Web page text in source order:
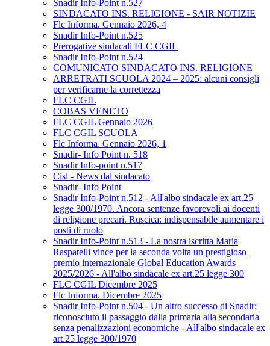
Snadir Info-Point n.527
SINDACATO INS. RELIGIONE - SAIR NOTIZIE
Flc Informa. Gennaio 2026, 4
Snadir Info-Point n.525
Prerogative sindacali FLC CGIL
Snadir Info-Point n.524
COMUNICATO SINDACATO INS. RELIGIONE
ARRETRATI SCUOLA 2024 – 2025: alcuni consigli
per verificarne la correttezza
FLC CGIL
COBAS VENETO
FLC CGIL Gennaio 2026
FLC CGIL SCUOLA
Flc Informa. Gennaio 2026, 1
Snadir- Info Point n. 518
Snadir Info-point n.517
Cisl - News dal sindacato
Snadir- Info Point
Snadir Info-Point n.512 - All'albo sindacale ex art.25
legge 300/1970. Ancora sentenze favorevoli ai docenti
di religione precari. Ruscica: indispensabile aumentare i
posti di ruolo
Snadir Info-Point n.513 - La nostra iscritta Maria
Raspatelli vince per la seconda volta un prestigioso
premio internazionale Global Education Awards
2025/2026 - All'albo sindacale ex art.25 legge 300
FLC CGIL Dicembre 2025
Flc Informa. Dicembre 2025
Snadir Info-Point n.504 - Un altro successo di Snadir:
riconosciuto il passaggio dalla primaria alla secondaria
senza penalizzazioni economiche - All'albo sindacale ex
art.25 legge 300/1970